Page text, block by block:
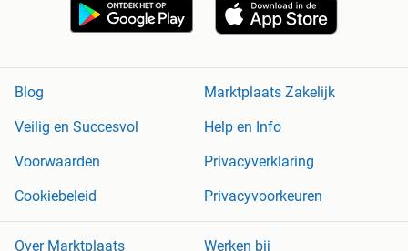
Blog
Marktplaats Zakelijk
Veilig en Succesvol
Help en Info
Voorwaarden
Privacyverklaring
Cookiebeleid
Privacyvoorkeuren
Over Marktplaats
Werken bij